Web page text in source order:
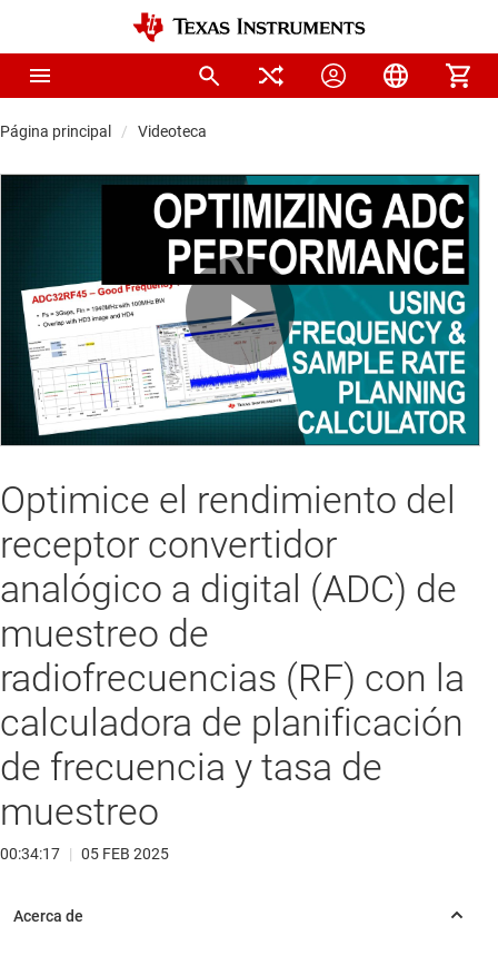
Página principal Videoteca
Play
Video
Optimice el rendimiento del
receptor convertidor
analógico a digital (ADC) de
muestreo de
radiofrecuencias (RF) con la
calculadora de planificación
de frecuencia y tasa de
muestreo
00:34:17 | 05 FEB 2025